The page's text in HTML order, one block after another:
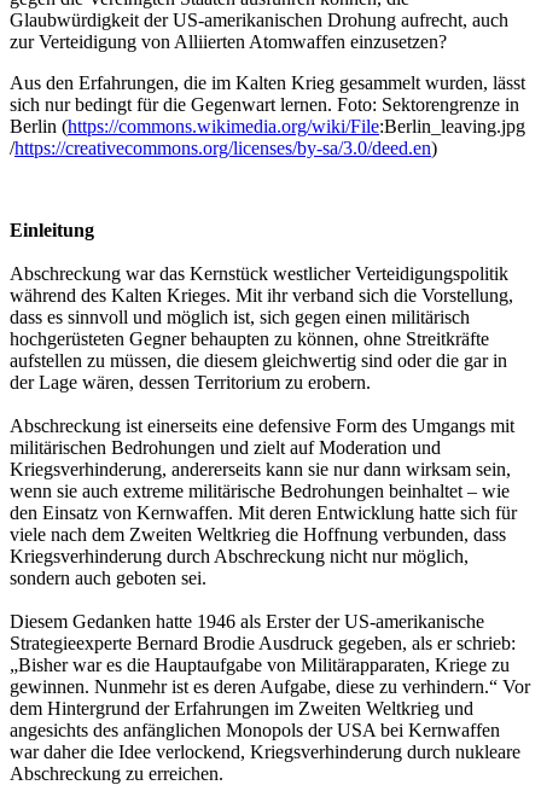
Glaubwürdigkeit der US-amerikanischen Drohung aufrecht, auch
zur Verteidigung von Alliierten Atomwaffen einzusetzen?
Aus den Erfahrungen, die im Kalten Krieg gesammelt wurden, lässt
sich nur bedingt für die Gegenwart lernen. Foto: Sektorengrenze in
Berlin (https://commons.wikimedia.org/wiki/File:Berlin_leaving.jpg
/https://creativecommons.org/licenses/by-sa/3.0/deed.en)
Einleitung
Abschreckung war das Kernstück westlicher Verteidigungspolitik
während des Kalten Krieges. Mit ihr verband sich die Vorstellung,
dass es sinnvoll und möglich ist, sich gegen einen militärisch
hochgerüsteten Gegner behaupten zu können, ohne Streitkräfte
aufstellen zu müssen, die diesem gleichwertig sind oder die gar in
der Lage wären, dessen Territorium zu erobern.
Abschreckung ist einerseits eine defensive Form des Umgangs mit
militärischen Bedrohungen und zielt auf Moderation und
Kriegsverhinderung, andererseits kann sie nur dann wirksam sein,
wenn sie auch extreme militärische Bedrohungen beinhaltet – wie
den Einsatz von Kernwaffen. Mit deren Entwicklung hatte sich für
viele nach dem Zweiten Weltkrieg die Hoffnung verbunden, dass
Kriegsverhinderung durch Abschreckung nicht nur möglich,
sondern auch geboten sei.
Diesem Gedanken hatte 1946 als Erster der US-amerikanische
Strategieexperte Bernard Brodie Ausdruck gegeben, als er schrieb:
„Bisher war es die Hauptaufgabe von Militärapparaten, Kriege zu
gewinnen. Nunmehr ist es deren Aufgabe, diese zu verhindern.“ Vor
dem Hintergrund der Erfahrungen im Zweiten Weltkrieg und
angesichts des anfänglichen Monopols der USA bei Kernwaffen
war daher die Idee verlockend, Kriegsverhinderung durch nukleare
Abschreckung zu erreichen.